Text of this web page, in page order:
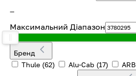
—
Максимальний Діапазон
Бренд
Thule (62) Alu-Cab (17) ARB